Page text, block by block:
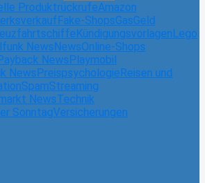
ProduktrückrufeAmazon
Fake-ShopsGasGeld
KündigungsvorlagenLego
NewsNewsOnline-Shops
NewsPlaymobil
NewsPreispsychologieReisen und
SpamStreaming
NewsTechnik
SonntagVersicherungen